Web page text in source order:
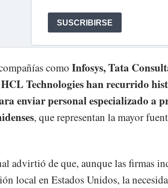
como Infosys, Tata
Technologies han recurrido
enviar personal especializado a
, que representan la mayor
advirtió de que, aunque las firmas
local en Estados Unidos, la